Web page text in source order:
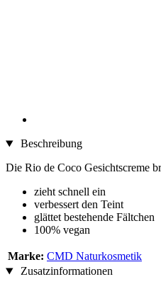
Beschreibung
Die Rio de Coco Gesichtscreme
zieht schnell ein
verbessert den Teint
glättet bestehende Fältchen
100% vegan
Marke: CMD Naturkosmetik
Zusatzinformationen